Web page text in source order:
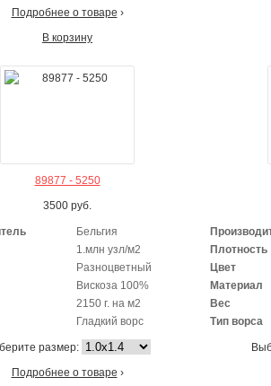
Подробнее о товаре ›
В корзину
89877 - 5250
3500 руб.
Бельгия
1.млн узл/м2
Разноцветный
Вискоза 100%
2150 г. на м2
Гладкий ворс
размер:
Подробнее о товаре ›
Плотность
Цвет
Материал
Вес
Тип ворса